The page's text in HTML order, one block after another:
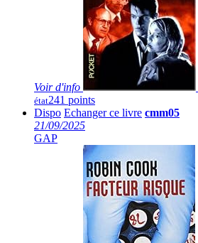
Voir d'info
état241 points
Dispo Echanger ce livre cmm05
21/09/2025
GAP